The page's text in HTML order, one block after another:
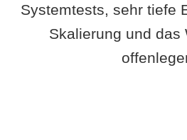
Systemtests, sehr tiefe
Skalierung und das